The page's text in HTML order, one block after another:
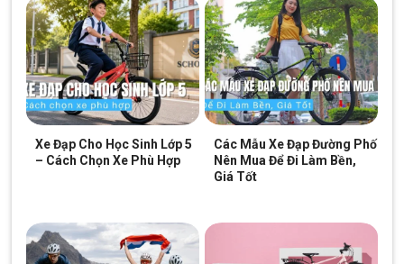
Xe Đạp Cho Học Sinh Lớp 5
– Cách Chọn Xe Phù Hợp
Các Mẫu Xe Đạp Đường Phố
Nên Mua Để Đi Làm Bền,
Giá Tốt